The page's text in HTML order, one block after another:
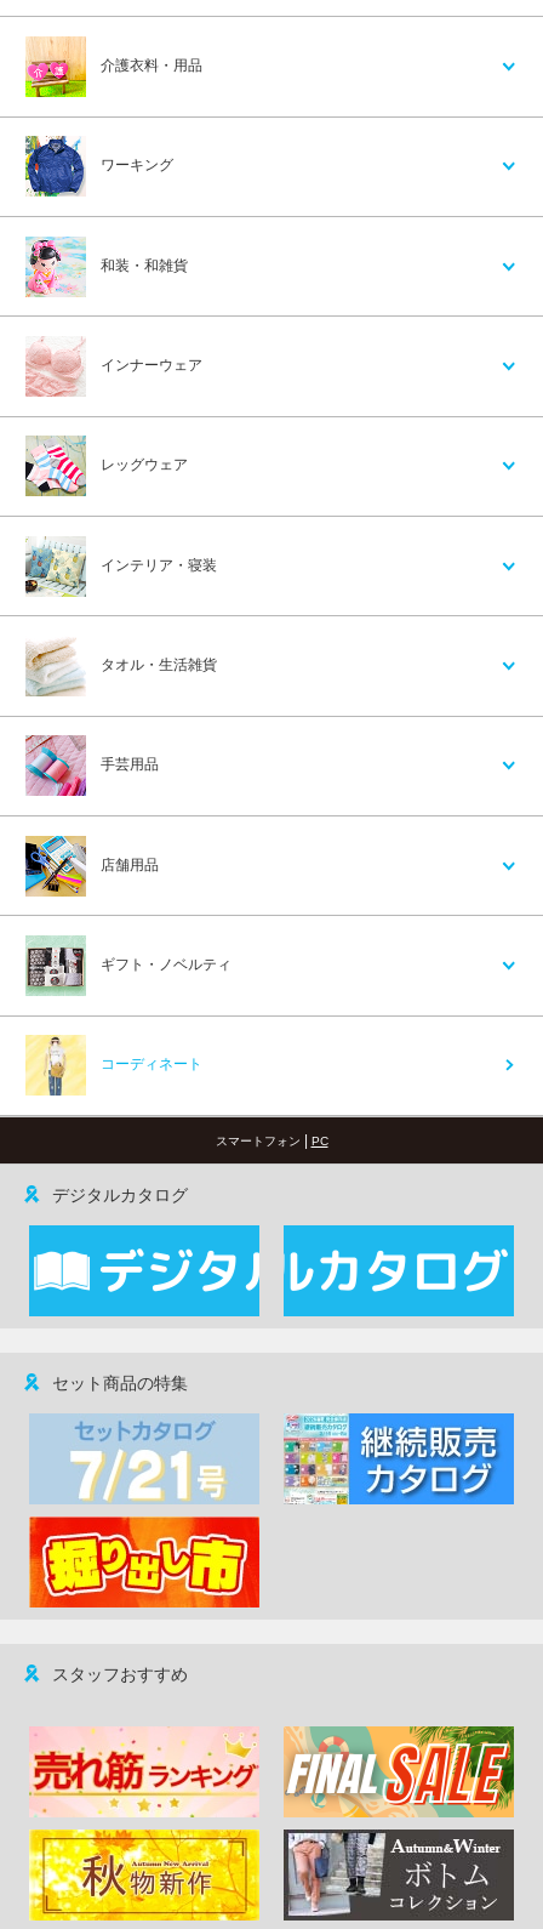
介護衣料・用品
ワーキング
和装・和雑貨
インナーウェア
レッグウェア
インテリア・寝装
タオル・生活雑貨
手芸用品
店舗用品
ギフト・ノベルティ
コーディネート
スマートフォン PC
デジタルカタログ
セット商品の特集
スタッフおすすめ